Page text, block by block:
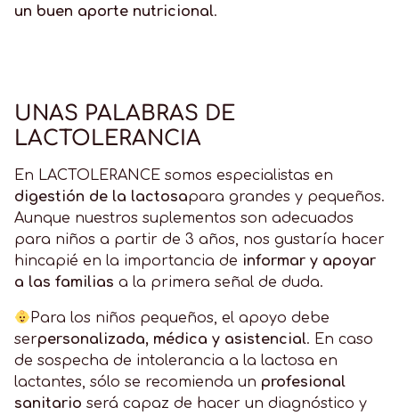
un buen aporte nutricional.
UNAS PALABRAS DE
LACTOLERANCIA
En LACTOLERANCE somos especialistas en
digestión de la lactosapara grandes y pequeños.
Aunque nuestros suplementos son adecuados
para niños a partir de 3 años, nos gustaría hacer
hincapié en la importancia de informar y apoyar
a las familias a la primera señal de duda.
Para los niños pequeños, el apoyo debe
serpersonalizada, médica y asistencial. En caso
de sospecha de intolerancia a la lactosa en
lactantes, sólo se recomienda un profesional
sanitario será capaz de hacer un diagnóstico y